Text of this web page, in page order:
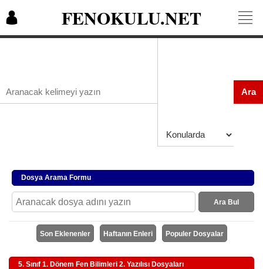
FENOKULU.NET
Ara
Dosya Arama Formu
Ara Bul
Son Eklenenler Haftanın Enleri Populer Dosyalar
5. Sınıf 1. Dönem Fen Bilimleri 2. Yazılısı Dosyaları